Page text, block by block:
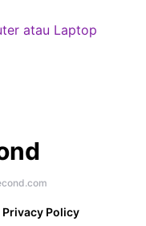
atau Laptop
Privacy Policy